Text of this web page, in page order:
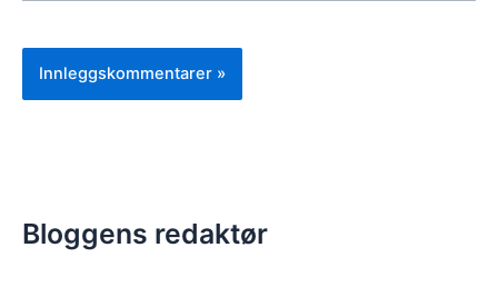
Bloggens redaktør